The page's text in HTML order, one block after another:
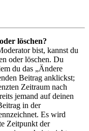
löschen?
bist, kannst du
oder löschen. Du
du das „Ändere
Beitrag anklickst;
Zeitraum nach
jemand auf deinen
in der
Es wird
Zeitpunkt der